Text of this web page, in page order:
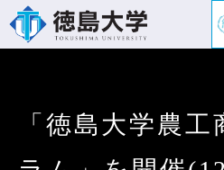
「徳島大学農